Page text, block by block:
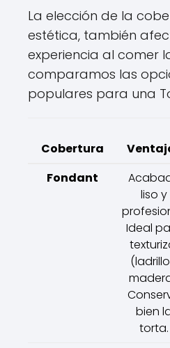
La elección de la
estética, también
experiencia al comer
comparamos las
populares para una
Cobertura
Fondant
liso y
Ideal
bien
torta.